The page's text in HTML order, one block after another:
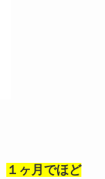
１ヶ月でほど